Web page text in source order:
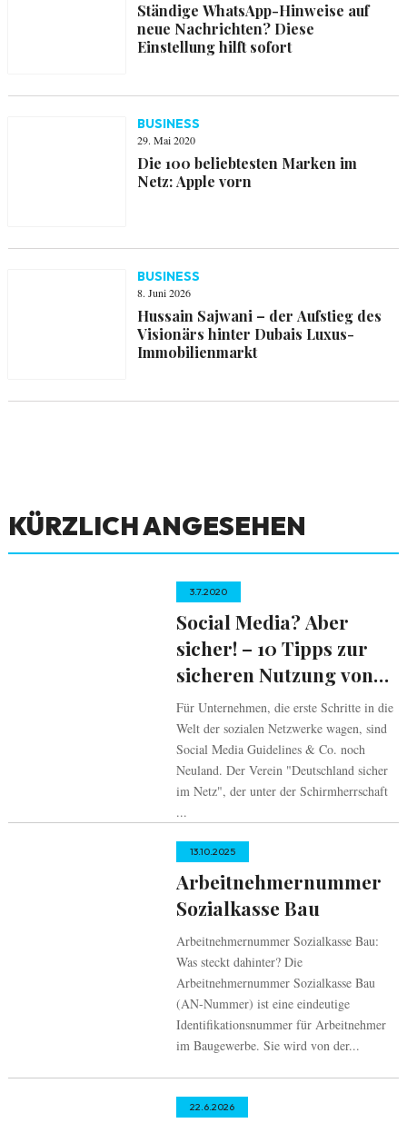
Ständige WhatsApp-Hinweise auf
neue Nachrichten? Diese
Einstellung hilft sofort
BUSINESS
29. Mai 2020
Die 100 beliebtesten Marken im
Netz: Apple vorn
BUSINESS
8. Juni 2026
Hussain Sajwani – der Aufstieg des
Visionärs hinter Dubais Luxus-
Immobilienmarkt
KÜRZLICH ANGESEHEN
3.7.2020
Social Media? Aber
sicher! – 10 Tipps zur
sicheren Nutzung von
Social Media
Für Unternehmen, die erste Schritte in die
Welt der sozialen Netzwerke wagen, sind
Social Media Guidelines & Co. noch
Neuland. Der Verein "Deutschland sicher
im Netz", der unter der Schirmherrschaft
...
13.10.2025
Arbeitnehmernummer
Sozialkasse Bau
Arbeitnehmernummer Sozialkasse Bau:
Was steckt dahinter? Die
Arbeitnehmernummer Sozialkasse Bau
(AN-Nummer) ist eine eindeutige
Identifikationsnummer für Arbeitnehmer
im Baugewerbe. Sie wird von der...
22.6.2026